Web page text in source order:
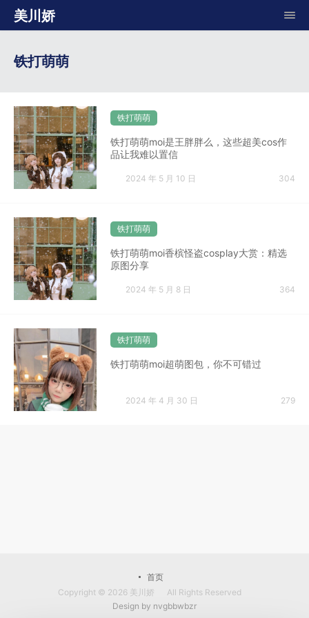
美川娇
铁打萌萌
铁打萌萌
铁打萌萌moi是王胖胖么，这些超美cos作
品让我难以置信
2024 年 5 月 10 日 304
铁打萌萌
铁打萌萌moi香槟怪盗cosplay大赏：精选
原图分享
2024 年 5 月 8 日 364
铁打萌萌
铁打萌萌moi超萌图包，你不可错过
2024 年 4 月 30 日 279
首页
Copyright © 2026 美川娇
All Rights Reserved
Design by nvgbbwbzr